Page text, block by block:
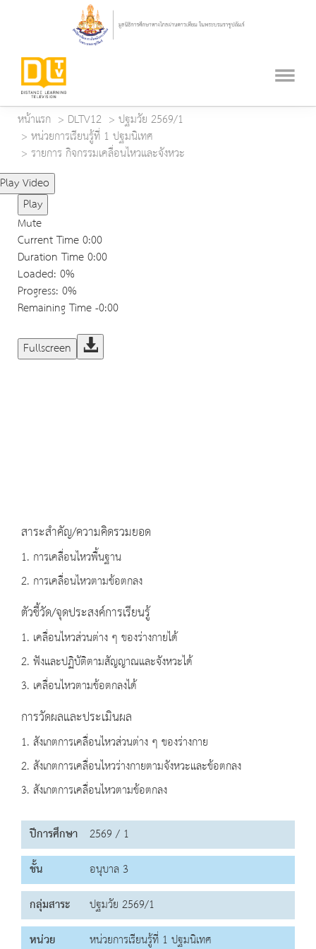
หน้าแรก DLTV12
ปฐมวัย 2569/1
หน่วยการเรียนรู้ที่ 1 ปฐมนิเทศ
รายการ กิจกรรมเคลื่อนไหวและจังหวะ
Play Video
Play
Mute
Current Time0:00
Duration Time0:00
Loaded: 0%
Progress: 0%
Remaining Time-0:00
Fullscreen
สาระสำคัญ/ความคิดรวมยอด
1. การเคลื่อนไหวพื้นฐาน
2. การเคลื่อนไหวตามข้อตกลง
ตัวชี้วัด/จุดประสงค์การเรียนรู้
1. เคลื่อนไหวส่วนต่าง ๆ ของร่างกายได้
2. ฟังและปฏิบัติตามสัญญาณและจังหวะได้
3. เคลื่อนไหวตามข้อตกลงได้
การวัดผลและประเมินผล
1. สังเกตการเคลื่อนไหวส่วนต่าง ๆ ของร่างกาย
2. สังเกตการเคลื่อนไหวร่างกายตามจังหวะและข้อตกลง
3. สังเกตการเคลื่อนไหวตามข้อตกลง
ปีการศึกษา 2569 / 1
ชั้น
อนุบาล 3
กลุ่มสาระ
ปฐมวัย 2569/1
หน่วย
หน่วยการเรียนรู้ที่ 1 ปฐมนิเทศ